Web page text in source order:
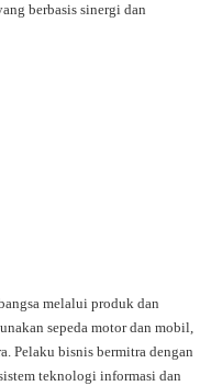
berbasis sinergi dan
melalui produk dan
sepeda motor dan mobil,
Pelaku bisnis bermitra dengan
teknologi informasi dan